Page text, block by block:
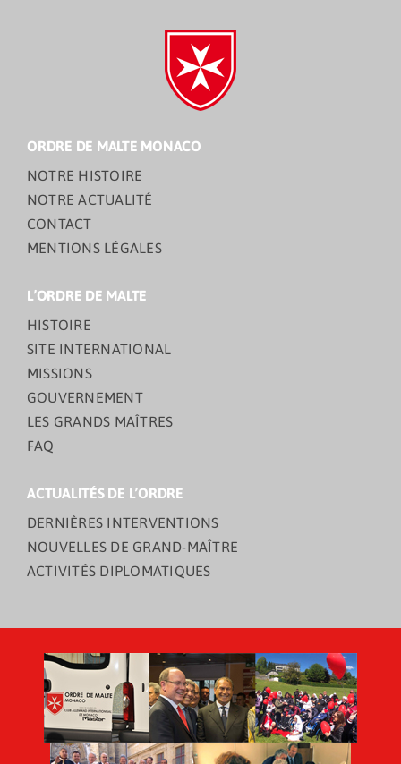
ORDRE DE MALTE MONACO
NOTRE HISTOIRE
NOTRE ACTUALITÉ
CONTACT
MENTIONS LÉGALES
L’ORDRE DE MALTE
HISTOIRE
SITE INTERNATIONAL
MISSIONS
GOUVERNEMENT
LES GRANDS MAÎTRES
FAQ
ACTUALITÉS DE L’ORDRE
DERNIÈRES INTERVENTIONS
NOUVELLES DE GRAND-MAÎTRE
ACTIVITÉS DIPLOMATIQUES